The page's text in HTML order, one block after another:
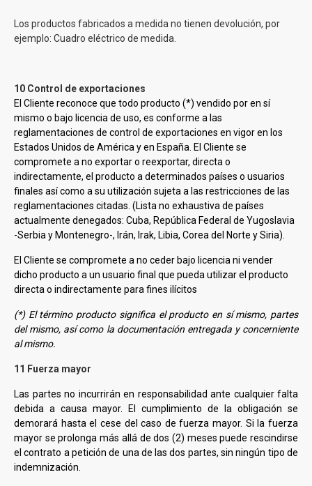
Los productos fabricados a medida no tienen devolución, por
ejemplo: Cuadro eléctrico de medida.
10 Control de exportaciones
El Cliente reconoce que todo producto (*) vendido poren sí
mismo o bajo licencia de uso, es conforme a las
reglamentaciones de control de exportaciones en vigor en los
Estados Unidos de América y en España. El Cliente se
compromete a no exportar o reexportar, directa o
indirectamente, el producto a determinados países o usuarios
finales así como a su utilización sujeta a las restricciones de las
reglamentaciones citadas. (Lista no exhaustiva de países
actualmente denegados: Cuba, República Federal de Yugoslavia
-Serbia y Montenegro-, Irán, Irak, Libia, Corea del Norte y Siria).
El Cliente se compromete a no ceder bajo licencia ni vender
dicho producto a un usuario final que pueda utilizar el producto
directa o indirectamente para fines ilícitos
(*) El término producto significa el producto en sí mismo, partes
del mismo, así como la documentación entregada y concerniente
al mismo.
11 Fuerza mayor
Las partes no incurrirán en responsabilidad ante cualquier falta
debida a causa mayor. El cumplimiento de la obligación se
demorará hasta el cese del caso de fuerza mayor. Si la fuerza
mayor se prolonga más allá de dos (2) meses puede rescindirse
el contrato a petición de una de las dos partes, sin ningún tipo de
indemnización.